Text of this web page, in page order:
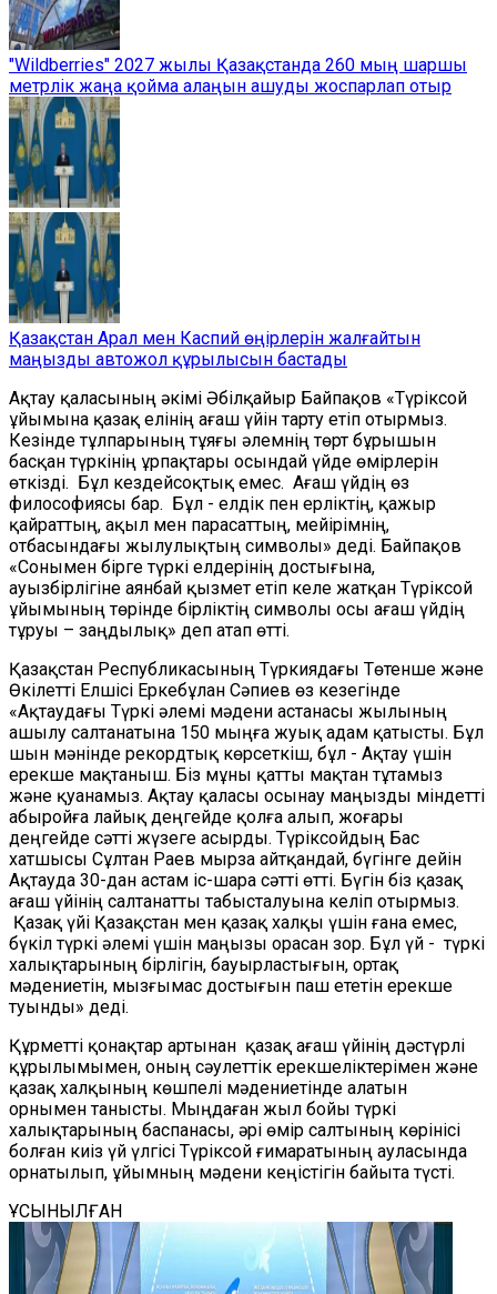
"Wildberries" 2027 жылы Қазақстанда 260 мың шаршы
метрлік жаңа қойма алаңын ашуды жоспарлап отыр
Қазақстан Арал мен Каспий өңірлерін жалғайтын
маңызды автожол құрылысын бастады
Ақтау қаласының әкімі Әбілқайыр Байпақов «Түріксой
ұйымына қазақ елінің ағаш үйін тарту етіп отырмыз.
Кезінде тұлпарының тұяғы әлемнің төрт бұрышын
басқан түркінің ұрпақтары осындай үйде өмірлерін
өткізді. Бұл кездейсоқтық емес. Ағаш үйдің өз
философиясы бар. Бұл - елдік пен ерліктің, қажыр
қайраттың, ақыл мен парасаттың, мейірімнің,
отбасындағы жылулықтың символы» деді. Байпақов
«Сонымен бірге түркі елдерінің достығына,
ауызбірлігіне аянбай қызмет етіп келе жатқан Түріксой
ұйымының төрінде бірліктің символы осы ағаш үйдің
тұруы – заңдылық» деп атап өтті.
Қазақстан Республикасының Түркиядағы Төтенше және
Өкілетті Елшісі Еркебұлан Сәпиев өз кезегінде
«Ақтаудағы Түркі әлемі мәдени астанасы жылының
ашылу салтанатына 150 мыңға жуық адам қатысты. Бұл
шын мәнінде рекордтық көрсеткіш, бұл - Ақтау үшін
ерекше мақтаныш. Біз мұны қатты мақтан тұтамыз
және қуанамыз. Ақтау қаласы осынау маңызды міндетті
абыройға лайық деңгейде қолға алып, жоғары
деңгейде сәтті жүзеге асырды. Түріксойдың Бас
хатшысы Сұлтан Раев мырза айтқандай, бүгінге дейін
Ақтауда 30-дан астам іс-шара сәтті өтті. Бүгін біз қазақ
ағаш үйінің салтанатты табысталуына келіп отырмыз.
Қазақ үйі Қазақстан мен қазақ халқы үшін ғана емес,
бүкіл түркі әлемі үшін маңызы орасан зор. Бұл үй - түркі
халықтарының бірлігін, бауырластығын, ортақ
мәдениетін, мызғымас достығын паш ететін ерекше
туынды» деді.
Құрметті қонақтар артынан қазақ ағаш үйінің дәстүрлі
құрылымымен, оның сәулеттік ерекшеліктерімен және
қазақ халқының көшпелі мәдениетінде алатын
орнымен танысты. Мыңдаған жыл бойы түркі
халықтарының баспанасы, әрі өмір салтының көрінісі
болған киіз үй үлгісі Түріксой ғимаратының ауласында
орнатылып, ұйымның мәдени кеңістігін байыта түсті.
ҰСЫНЫЛҒАН